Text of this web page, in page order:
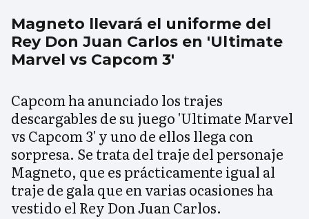
Magneto llevará el uniforme del
Rey Don Juan Carlos en 'Ultimate
Marvel vs Capcom 3'
Capcom ha anunciado los trajes
descargables de su juego 'Ultimate Marvel
vs Capcom 3' y uno de ellos llega con
sorpresa. Se trata del traje del personaje
Magneto, que es prácticamente igual al
traje de gala que en varias ocasiones ha
vestido el Rey Don Juan Carlos.